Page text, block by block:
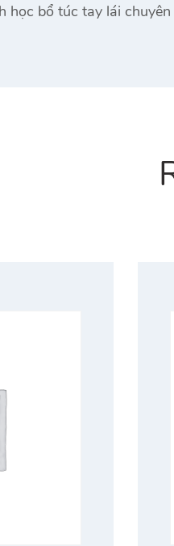
học bổ túc tay lái